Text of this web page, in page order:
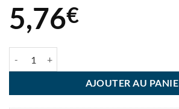
5,76€
AJOUTER AU